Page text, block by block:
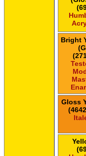
ＧＳＩクレオス
ＧＳＩクレオス
ＧＳＩクレオス
Bright
Gloss